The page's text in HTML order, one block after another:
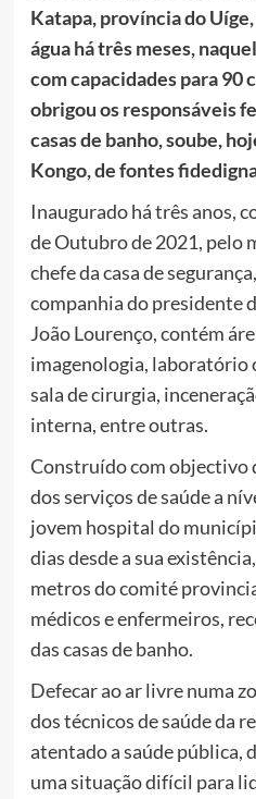
Katapa, província do
água há três meses,
com capacidades para 90
obrigou os responsáveis
casas de banho, soube,
Kongo, de fontes
Inaugurado há três anos,
de Outubro de 2021, pelo
chefe da casa de
companhia do presidente
João Lourenço, contém
imagenologia, laboratório
sala de cirurgia,
interna, entre outras.
Construído com objectivo
dos serviços de saúde a
jovem hospital do
dias desde a sua
metros do comité
médicos e enfermeiros,
das casas de banho.
Defecar ao ar livre numa
dos técnicos de saúde da
atentado a saúde pública,
uma situação difícil para